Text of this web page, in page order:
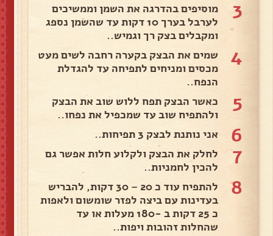
3
מוסיפים בהדרגה את השמן וממשיכים
לערבל בערך 10 דקות עד שהשמן נספג
ומקבלים בצק רך וגמיש..
4
שמים את הבצק בקערה רחבה לשים מעט
מכסים ומניחים לתפיחה עד להגדלת
הנפח..
5
כאשר הבצק תפח ללוש שוב את הבצק
ולהתפיח שוב עד שמכפיל את נפחו..
6 אני נותנת לבצק 3 תפיחות..
7
לחלק את הבצק ולקלוע חלות אפשר גם
להכין לחמניות..
8
להתפיח עוד כ 20 – 30 דקות, להבריש
בעדינות עם ביצה לפזר שומשום ולאפות
כ 25 דקות ב -180 מעלות או עד
שהחלות זהובות ויפות..